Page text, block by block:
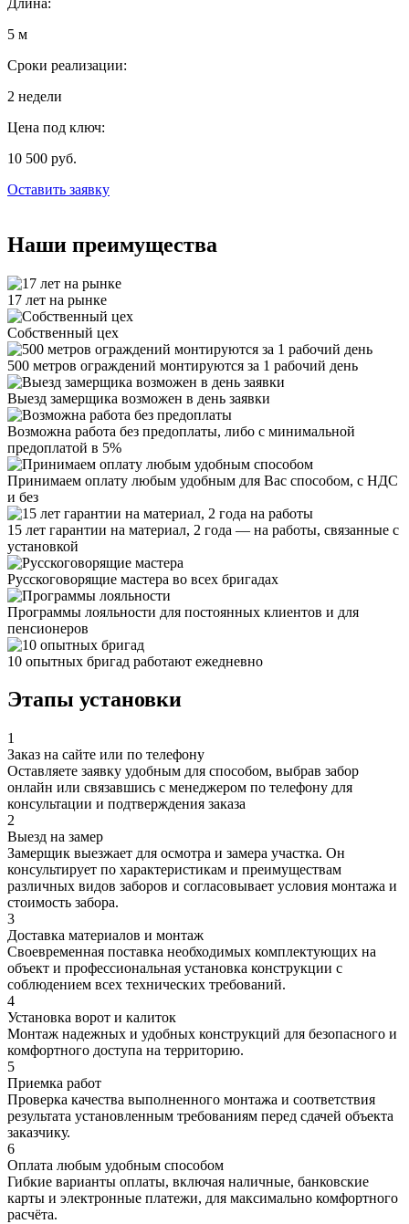
5 м
Сроки реализации:
2 недели
Цена под ключ:
10 500 руб.
Оставить заявку
Наши преимущества
17 лет на рынке
Собственный цех
500 метров ограждений монтируются за 1 рабочий день
Выезд замерщика возможен в день заявки
Возможна работа без предоплаты, либо с минимальной
предоплатой в 5%
Принимаем оплату любым удобным для Вас способом, с НДС
и без
15 лет гарантии на материал, 2 года — на работы, связанные с
установкой
Русскоговорящие мастера во всех бригадах
Программы лояльности для постоянных клиентов и для
пенсионеров
10 опытных бригад работают ежедневно
Этапы установки
1
Заказ на сайте или по телефону
Оставляете заявку удобным для способом, выбрав забор
онлайн или связавшись с менеджером по телефону для
консультации и подтверждения заказа
2
Выезд на замер
Замерщик выезжает для осмотра и замера участка. Он
консультирует по характеристикам и преимуществам
различных видов заборов и согласовывает условия монтажа и
стоимость забора.
3
Доставка материалов и монтаж
Своевременная поставка необходимых комплектующих на
объект и профессиональная установка конструкции с
соблюдением всех технических требований.
4
Установка ворот и калиток
Монтаж надежных и удобных конструкций для безопасного и
комфортного доступа на территорию.
5
Приемка работ
Проверка качества выполненного монтажа и соответствия
результата установленным требованиям перед сдачей объекта
заказчику.
6
Оплата любым удобным способом
Гибкие варианты оплаты, включая наличные, банковские
карты и электронные платежи, для максимально комфортного
расчёта.